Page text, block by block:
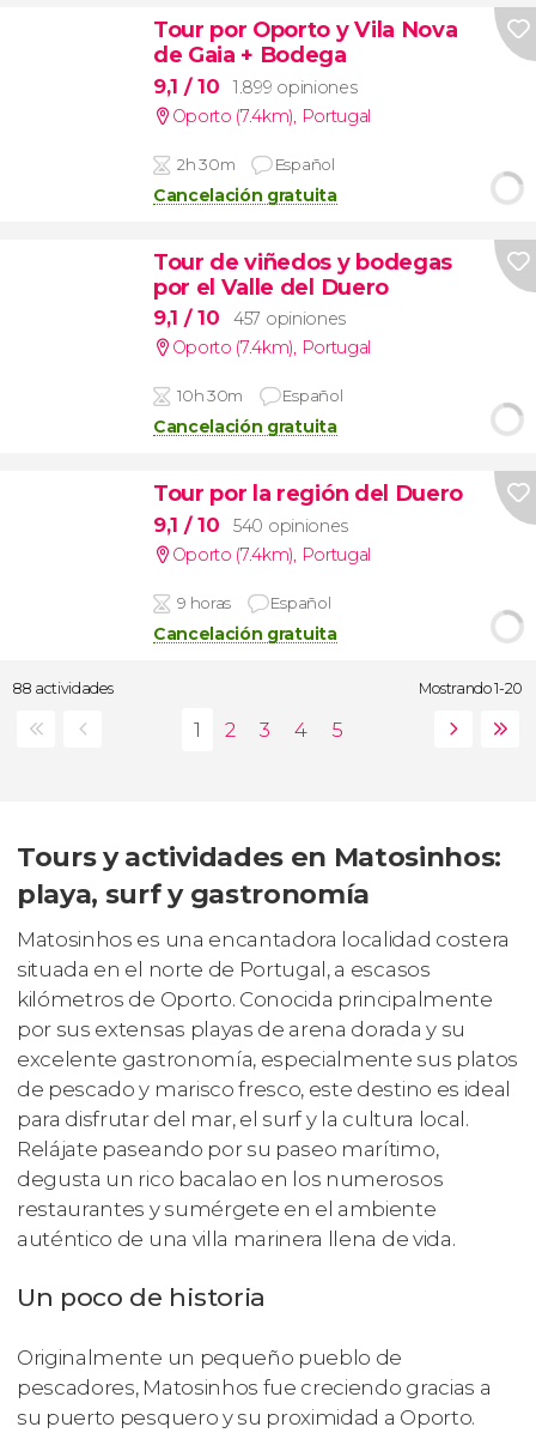
Tour por Oporto y Vila Nova
de Gaia + Bodega
9,1 / 10
1.899 opiniones
Oporto (7.4km), Portugal
2h 30m Español
Cancelación gratuita
Tour de viñedos y bodegas
por el Valle del Duero
9,1 / 10
457 opiniones
Oporto (7.4km), Portugal
10h 30m Español
Cancelación gratuita
Tour por la región del Duero
9,1 / 10
540 opiniones
Oporto (7.4km), Portugal
9 horas Español
Cancelación gratuita
88 actividades Mostrando 1-20
Tours y actividades en Matosinhos:
playa, surf y gastronomía
Matosinhos es una encantadora localidad costera
situada en el norte de Portugal, a escasos
kilómetros de Oporto. Conocida principalmente
por sus extensas playas de arena dorada y su
excelente gastronomía, especialmente sus platos
de pescado y marisco fresco, este destino es ideal
para disfrutar del mar, el surf y la cultura local.
Relájate paseando por su paseo marítimo,
degusta un rico bacalao en los numerosos
restaurantes y sumérgete en el ambiente
auténtico de una villa marinera llena de vida.
Un poco de historia
Originalmente un pequeño pueblo de
pescadores, Matosinhos fue creciendo gracias a
su puerto pesquero y su proximidad a Oporto.